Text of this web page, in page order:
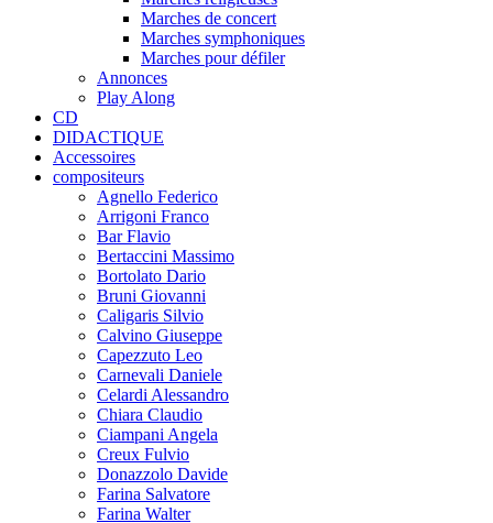
Marches de concert
Marches symphoniques
Marches pour défiler
Annonces
Play Along
CD
DIDACTIQUE
Accessoires
compositeurs
Agnello Federico
Arrigoni Franco
Bar Flavio
Bertaccini Massimo
Bortolato Dario
Bruni Giovanni
Caligaris Silvio
Calvino Giuseppe
Capezzuto Leo
Carnevali Daniele
Celardi Alessandro
Chiara Claudio
Ciampani Angela
Creux Fulvio
Donazzolo Davide
Farina Salvatore
Farina Walter